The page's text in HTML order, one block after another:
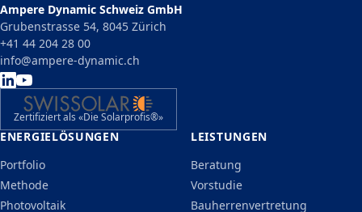
Ampere Dynamic Schweiz GmbH
Grubenstrasse 54, 8045 Zürich
+41 44 204 28 00
info@ampere-dynamic.ch
Zertifiziert als «Die Solarprofis®»
ENERGIELÖSUNGEN
Portfolio
Methode
Photovoltaik
LEISTUNGEN
Beratung
Vorstudie
Bauherrenvertretung